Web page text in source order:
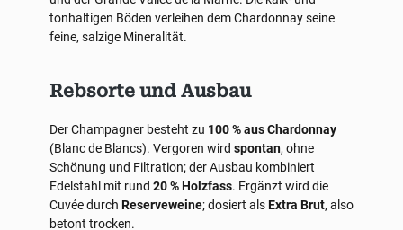
tonhaltigen Böden verleihen dem Chardonnay seine
feine, salzige Mineralität.
Rebsorte und Ausbau
Der Champagner besteht zu 100 % aus Chardonnay
(Blanc de Blancs). Vergoren wird spontan, ohne
Schönung und Filtration; der Ausbau kombiniert
Edelstahl mit rund 20 % Holzfass. Ergänzt wird die
Cuvée durch Reserveweine; dosiert alsExtra Brut, also
betont trocken.